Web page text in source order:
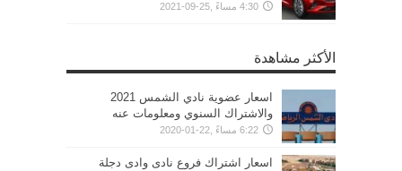
4:30 مساءً ,25-09-2021
الأكثر مشاهدة
اسعار عضوية نادي الشمس 2021
والاشتراك السنوي ومعلومات عنه
6:22 مساءً ,22-01-2020
اسعار اشتراك فروع نادى وادى دجلة